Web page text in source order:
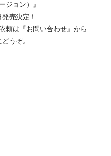
ジョン）』
売決定！
頼は『お問い合わせ』から
うぞ。